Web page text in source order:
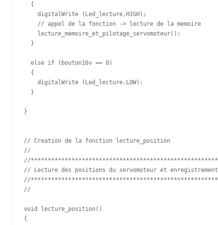
  {
    digitalWrite (Led_lecture,HIGH);
    // appel de la fonction -> lecture de la memoire
    lecture_memoire_et_pilotage_servomoteur();
  }
  else if (bouton16v == 0)
  {
    digitalWrite (Led_lecture,LOW);
  }
}
// Creation de la fonction lecture_position
//
//*******************************************************
// Lecture des positions du servomoteur et enregistrement
//*******************************************************
//
void lecture_position()
{